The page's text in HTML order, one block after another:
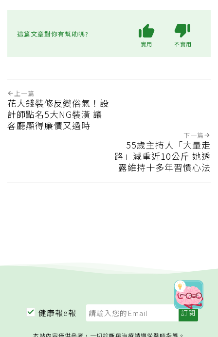
這篇文章對你有幫助嗎?
實用 不實用
上一篇
花大錢裝修反變俗氣！設
計師點名5大NG裝潢 讓
客廳顯得廉價又過時
下一篇
55歲主持人「大量走
路」減重近10公斤 她透
露維持十多年習慣心法
健康報e報